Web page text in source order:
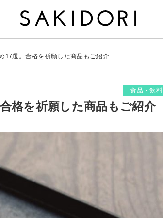
17選。合格を祈願した商品もご紹介
食品・飲料
格を祈願した商品もご紹介